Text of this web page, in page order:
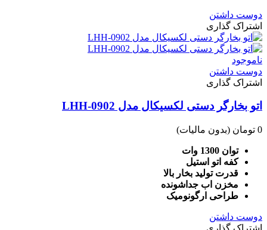
دوست داشتن
اشتراک گذاری
ناموجود
دوست داشتن
اشتراک گذاری
اتو بخارگر دستی لکسیکال مدل LHH-0902
0 تومان (بدون مالیات)
توان 1300 وات
کفه اتو استیل
قدرت تولید بخار بالا
مخزن اب جداشونده
طراحی ارگونومیک
دوست داشتن
اشتراک گذاری